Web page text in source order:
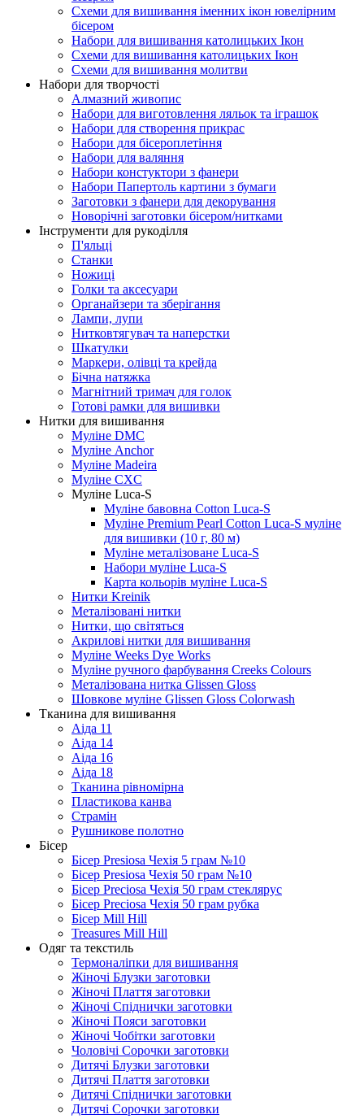
Схеми для вишивання іменних ікон ювелірним
бісером
Набори для вишивання католицьких Ікон
Схеми для вишивання католицьких Ікон
Схеми для вишивання молитви
Набори для творчості
Алмазний живопис
Набори для виготовлення ляльок та іграшок
Набори для створення прикрас
Набори для бісероплетіння
Набори для валяння
Набори констуктори з фанери
Набори Папертоль картини з бумаги
Заготовки з фанери для декорування
Новорічні заготовки бісером/нитками
Інструменти для рукоділля
П'яльці
Станки
Ножиці
Голки та аксесуари
Органайзери та зберігання
Лампи, лупи
Нитковтягувач та наперстки
Шкатулки
Маркери, олівці та крейда
Бічна натяжка
Магнітний тримач для голок
Готові рамки для вишивки
Нитки для вишивання
Муліне DMC
Муліне Anchor
Муліне Madeira
Муліне CXC
Муліне Luca-S
Муліне бавовна Cotton Luca-S
Муліне Premium Pearl Cotton Luca-S муліне
для вишивки (10 г, 80 м)
Муліне металізоване Luca-S
Набори муліне Luca-S
Карта кольорів муліне Luca-S
Нитки Kreinik
Металізовані нитки
Нитки, що світяться
Акрилові нитки для вишивання
Муліне Weeks Dye Works
Муліне ручного фарбування Creeks Colours
Металізована нитка Glissen Gloss
Шовкове муліне Glissen Gloss Colorwash
Тканина для вишивання
Аіда 11
Аіда 14
Аіда 16
Аіда 18
Тканина рівномірна
Пластикова канва
Страмін
Рушникове полотно
Бісер
Бісер Presiosa Чехія 5 грам №10
Бісер Presiosa Чехія 50 грам №10
Бісер Preciosa Чехія 50 грам стеклярус
Бісер Preciosa Чехія 50 грам рубка
Бісер Mill Hill
Treasures Mill Hill
Одяг та текстиль
Термоналіпки для вишивання
Жіночі Блузки заготовки
Жіночі Плаття заготовки
Жіночі Спіднички заготовки
Жіночі Пояси заготовки
Жіночі Чобітки заготовки
Чоловічі Сорочки заготовки
Дитячі Блузки заготовки
Дитячі Плаття заготовки
Дитячі Спіднички заготовки
Дитячі Сорочки заготовки